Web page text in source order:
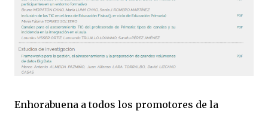
Enhorabuena a todos los promotores de la